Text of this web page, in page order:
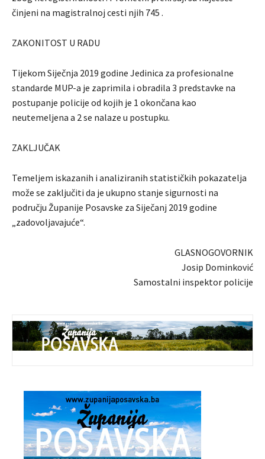
činjeni na magistralnoj cesti njih 745 .
ZAKONITOST U RADU
Tijekom Siječnja 2019 godine Jedinica za profesionalne
standarde MUP-a je zaprimila i obradila 3 predstavke na
postupanje policije od kojih je 1 okončana kao
neutemeljena a 2 se nalaze u postupku.
ZAKLJUČAK
Temeljem iskazanih i analiziranih statističkih pokazatelja
može se zaključiti da je ukupno stanje sigurnosti na
području Županije Posavske za Siječanj 2019 godine
„zadovoljavajuće“.
GLASNOGOVORNIK
Josip Dominković
Samostalni inspektor policije